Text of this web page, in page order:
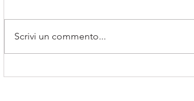
Controtelaio Klima Pro
Scrivi un commento...